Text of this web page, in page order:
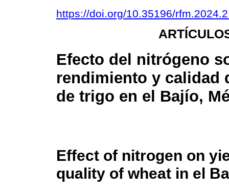
https://doi.org/10.35196/
Efecto del nitrógeno
rendimiento y calidad
de trigo en el Bajío,
Effect of nitrogen on
quality of wheat in el